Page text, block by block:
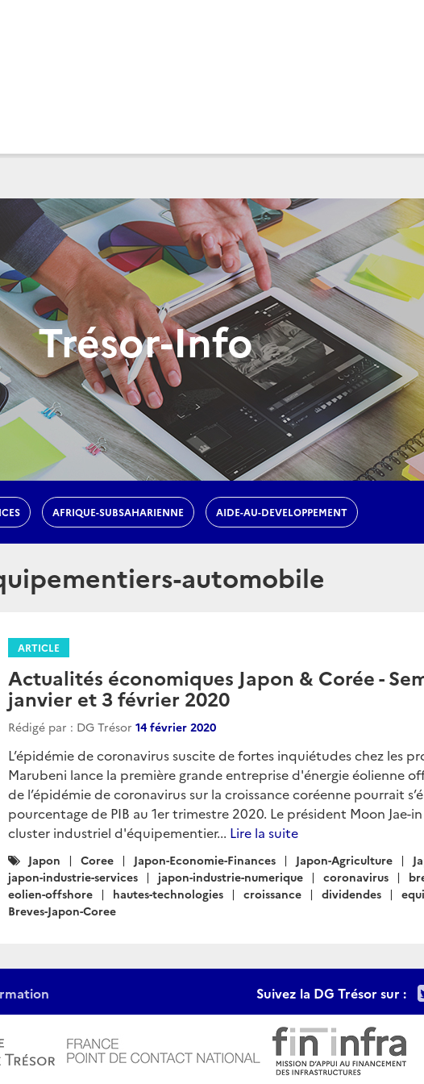
Trésor-Info
AFRIQUE-SUBSAHARIENNE AIDE-AU-DEVELOPPEMENT
automobile
ARTICLE
Actualités économiques Japon & Corée -
janvier et 3 février 2020
Rédigé par : DG Trésor 14 février 2020
L’épidémie de coronavirus suscite de fortes inquiétudes chez les
Marubeni lance la première grande entreprise d'énergie éolienne
de l’épidémie de coronavirus sur la croissance coréenne pourrait
pourcentage de PIB au 1er trimestre 2020. Le président Moon Jae-
cluster industriel d'équipementier... Lire la suite
Catégories
:
Japon Coree Japon-Economie-Finances Japon-Agriculture
japon-industrie-services
japon-industrie-numerique coronavirus
eolien-offshore
hautes-technologies croissance dividendes
Breves-Japon-Coree
Suivez la DG Trésor sur :